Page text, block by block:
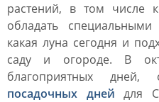
растений, в том числе
обладать
какая луна сегодня и
саду и огороде. В
благоприятных
посадочных дней для